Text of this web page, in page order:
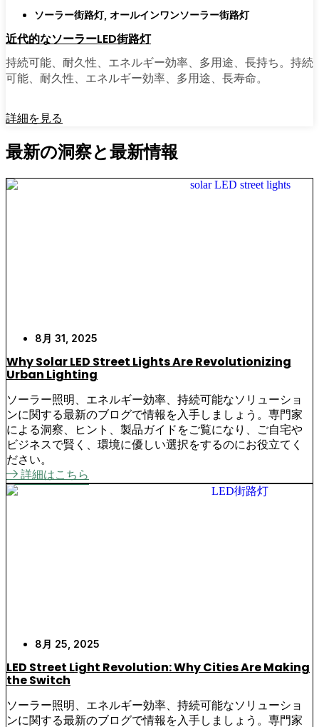
ソーラー街路灯, オールインワンソーラー街路灯
近代的なソーラーLED街路灯
持続可能、耐久性、エネルギー効率、多用途、長持ち。持続
可能、耐久性、エネルギー効率、多用途、長寿命。
詳細を見る
最新の洞察と最新情報
8月 31, 2025
Why Solar LED Street Lights Are Revolutionizing
Urban Lighting
ソーラー照明、エネルギー効率、持続可能なソリューショ
ンに関する最新のブログで情報を入手しましょう。専門家
による洞察、ヒント、製品ガイドをご覧になり、ご自宅や
ビジネスで賢く、環境に優しい選択をするのにお役立てく
ださい。
詳細はこちら
8月 25, 2025
LED Street Light Revolution: Why Cities Are Making
the Switch
ソーラー照明、エネルギー効率、持続可能なソリューショ
ンに関する最新のブログで情報を入手しましょう。専門家